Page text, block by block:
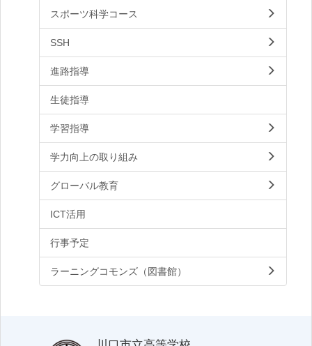
スポーツ科学コース
SSH
進路指導
生徒指導
学習指導
学力向上の取り組み
グローバル教育
ICT活用
行事予定
ラーニングコモンズ（図書館）